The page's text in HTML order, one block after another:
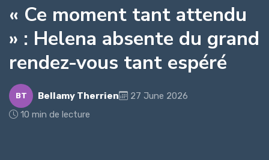
« Ce moment tant attendu
» : Helena absente du grand
rendez-vous tant espéré
BT Bellamy Therrien
27 June 2026
10 min de lecture